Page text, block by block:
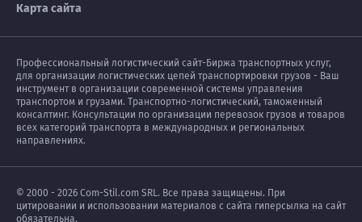
Карта сайта
Профессиональный логистический сайт-Биржа транспортных услуг,
для организации логистических цепей транспортировки грузов - Ваш
инструмент в организации современной системы управления
транспортом и грузами. Транспортно-логистический, таможенный
консалтинг. Консультации по организации перевозок грузов и товаров
всех категорий транспорта в международных и региональных
направлениях.
© 2000 - 2026 Com-Stil.com SRL. Все права защищены. При
цитировании и использовании материалов с сайта гиперсылка на сайт
обязательна.